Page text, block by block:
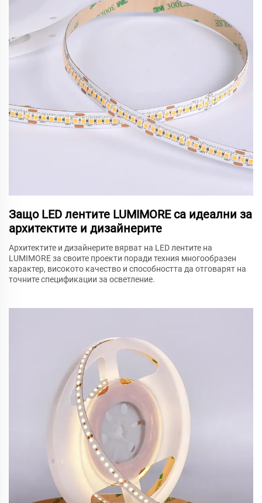
Защо LED лентите LUMIMORE са идеални за
архитектите и дизайнерите
Архитектите и дизайнерите вярват на LED лентите на
LUMIMORE за своите проекти поради техния многообразен
характер, високото качество и способността да отговарят на
точните спецификации за осветление.